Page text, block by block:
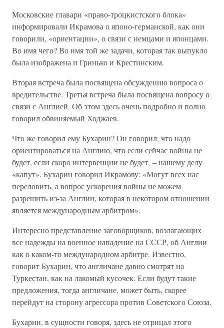
Московские главари «право-троцкистского блока»
информировали Икрамова о японо-германской, как они
говорили, «ориентации», о связи с немцами и японцами.
Во имя чего? Во имя той же задачи, которая так выпукло
была изображена и Гринько и Крестинским.
Вторая встреча была посвящена обсуждению вопроса о
вредительстве. Третья встреча была посвящена вопросу о
связи с Англией. Об этом здесь очень подробно и полно
говорил обвиняемый Ходжаев.
Что же говорил ему Бухарин? Он говорил, что надо
ориентироваться на Англию, что если сейчас войны не
будет, если скоро интервенции не будет, – нашему делу
«капут». Бухарин говорил Икрамову: «Могут всех нас
переловить, а вопрос ускорения войны не можем
разрешить из-за Англии, которая в некотором отношении
является международным арбитром».
Интересно представление заговорщиков, возлагающих
все надежды на военное нападение на СССР, об Англии
как о каком-то международном арбитре. Известно,
говорит Бухарин, что англичане давно смотрят на
Туркестан, как на лакомый кусочек. Если будут такие
предложения, тогда англичане, может быть, скорее
перейдут на сторону агрессора против Советского Союза.
Бухарин, в сущности говоря, здесь не отрицал этого